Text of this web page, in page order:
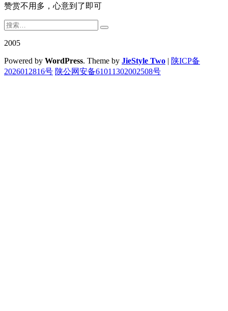
赞赏不用多，心意到了即可
2005
Powered by WordPress. Theme by JieStyle Two | 陕ICP备
2026012816号 陕公网安备61011302002508号